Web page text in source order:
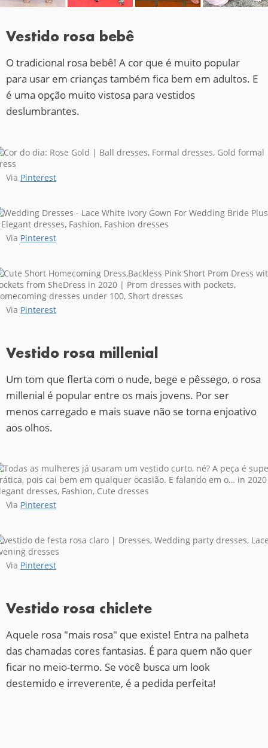
Vestido rosa bebê
O tradicional rosa bebê! A cor que é muito popular
para usar em crianças também fica bem em adultos. E
é uma opção muito vistosa para vestidos
deslumbrantes.
Via Pinterest
Via Pinterest
Via Pinterest
Vestido rosa millenial
Um tom que flerta com o nude, bege e pêssego, o rosa
millenial é popular entre os mais jovens. Por ser
menos carregado e mais suave não se torna enjoativo
aos olhos.
Via Pinterest
Via Pinterest
Vestido rosa chiclete
Aquele rosa "mais rosa" que existe! Entra na palheta
das chamadas cores fantasias. É para quem não quer
ficar no meio-termo. Se você busca um look
destemido e irreverente, é a pedida perfeita!